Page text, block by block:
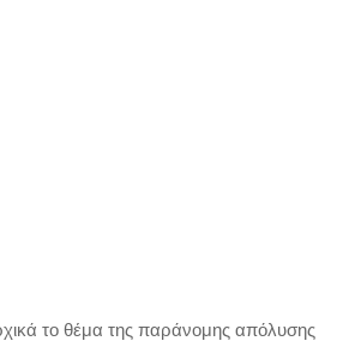
το θέμα της παράνομης απόλυσης